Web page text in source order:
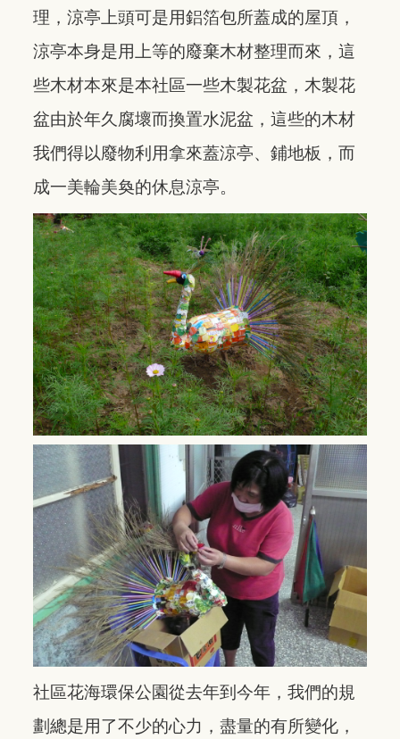
理，涼亭上頭可是用鋁箔包所蓋成的屋頂，
涼亭本身是用上等的廢棄木材整理而來，這
些木材本來是本社區一些木製花盆，木製花
盆由於年久腐壞而換置水泥盆，這些的木材
我們得以廢物利用拿來蓋涼亭、鋪地板，而
成一美輪美奐的休息涼亭。
社區花海環保公園從去年到今年，我們的規
劃總是用了不少的心力，盡量的有所變化，